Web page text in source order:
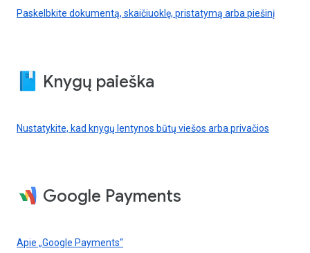
Paskelbkite dokumentą, skaičiuoklę, pristatymą arba piešinį
Knygų paieška
Nustatykite, kad knygų lentynos būtų viešos arba privačios
Google Payments
Apie „Google Payments“